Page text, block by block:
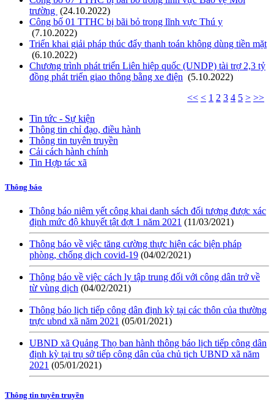
trường (24.10.2022)
Công bố 01 TTHC bị bãi bỏ trong lĩnh vực Thú y
(7.10.2022)
Triển khai giải pháp thúc đẩy thanh toán không dùng tiền mặt
(6.10.2022)
Chương trình phát triển Liên hiệp quốc (UNDP) tài trợ 2,3 tỷ
đồng phát triển giao thông bằng xe điện (5.10.2022)
<< < 1 2 3 4 5 > >>
Tin tức - Sự kiện
Thông tin chỉ đạo, điều hành
Thông tin tuyên truyền
Cải cách hành chính
Tin Hợp tác xã
Thông báo
Thông báo niêm yết công khai danh sách đối tượng được xác
định mức độ khuyết tật đợt 1 năm 2021 (11/03/2021)
Thông báo về việc tăng cường thực hiện các biện pháp
phòng, chống dịch covid-19 (04/02/2021)
Thông báo về việc cách ly tập trung đối với công dân trở về
từ vùng dịch (04/02/2021)
Thông báo lịch tiếp công dân định kỳ tại các thôn của thường
trực ubnd xã năm 2021 (05/01/2021)
UBND xã Quảng Thọ ban hành thông báo lịch tiếp công dân
định kỳ tại trụ sở tiếp công dân của chủ tịch UBND xã năm
2021 (05/01/2021)
Thông tin tuyên truyền